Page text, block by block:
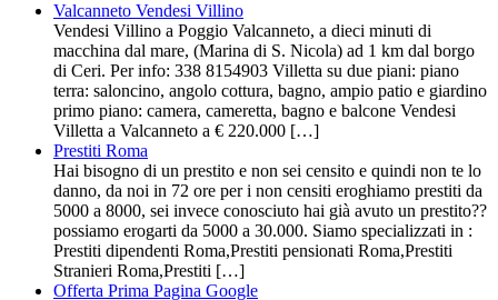
Valcanneto Vendesi Villino
Vendesi Villino a Poggio Valcanneto, a dieci minuti di
macchina dal mare, (Marina di S. Nicola) ad 1 km dal borgo
di Ceri. Per info: 338 8154903 Villetta su due piani: piano
terra: saloncino, angolo cottura, bagno, ampio patio e giardino
primo piano: camera, cameretta, bagno e balcone Vendesi
Villetta a Valcanneto a € 220.000 […]
Prestiti Roma
Hai bisogno di un prestito e non sei censito e quindi non te lo
danno, da noi in 72 ore per i non censiti eroghiamo prestiti da
5000 a 8000, sei invece conosciuto hai già avuto un prestito??
possiamo erogarti da 5000 a 30.000. Siamo specializzati in :
Prestiti dipendenti Roma,Prestiti pensionati Roma,Prestiti
Stranieri Roma,Prestiti […]
Offerta Prima Pagina Google